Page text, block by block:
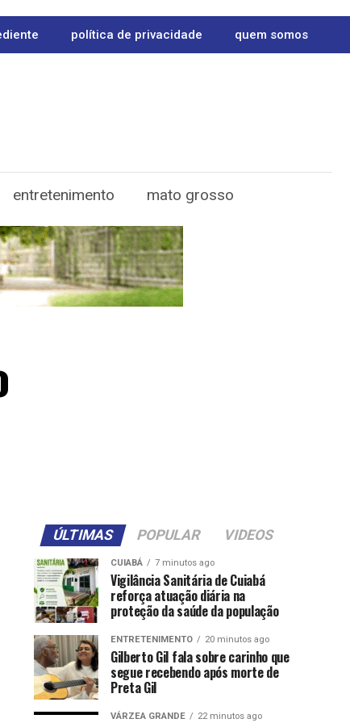
política de privacidade quem somos
entretenimento mato grosso
ÚLTIMAS POPULAR VIDEOS
CUIABÁ 7 minutos ago
Vigilância Sanitária de Cuiabá
reforça atuação diária na
proteção da saúde da população
ENTRETENIMENTO 20 minutos ago
Gilberto Gil fala sobre carinho que
segue recebendo após morte de
Preta Gil
VÁRZEA GRANDE 22 minutos ago